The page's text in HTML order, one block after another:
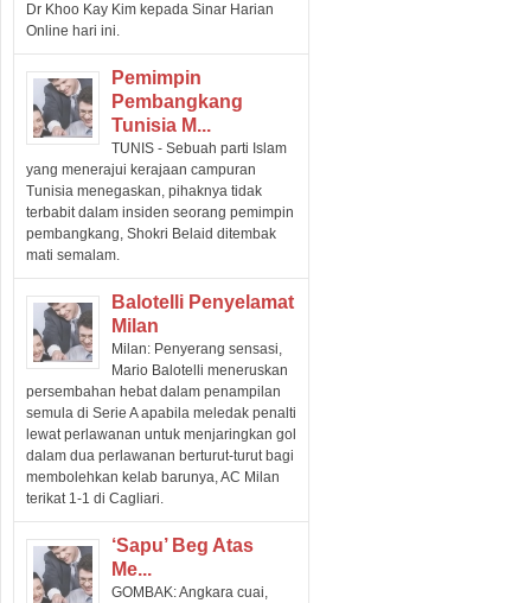
Dr Khoo Kay Kim kepada Sinar Harian
Online hari ini.
Pemimpin
Pembangkang
Tunisia M...
TUNIS - Sebuah parti Islam
yang menerajui kerajaan campuran
Tunisia menegaskan, pihaknya tidak
terbabit dalam insiden seorang pemimpin
pembangkang, Shokri Belaid ditembak
mati semalam.
Balotelli Penyelamat
Milan
Milan: Penyerang sensasi,
Mario Balotelli meneruskan
persembahan hebat dalam penampilan
semula di Serie A apabila meledak penalti
lewat perlawanan untuk menjaringkan gol
dalam dua perlawanan berturut-turut bagi
membolehkan kelab barunya, AC Milan
terikat 1-1 di Cagliari.
‘Sapu’ Beg Atas
Me...
GOMBAK: Angkara cuai,